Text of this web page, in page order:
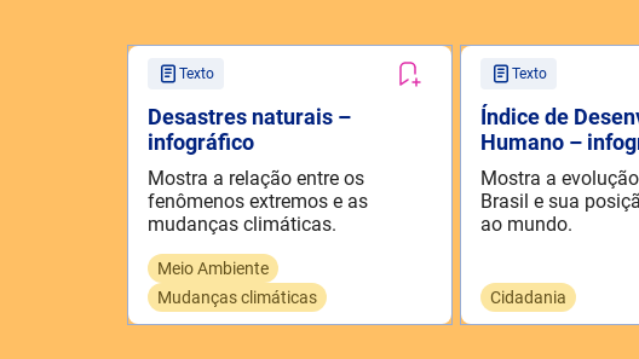
Texto
Desastres naturais –
infográfico
Mostra a relação entre os
fenômenos extremos e as
mudanças climáticas.
Meio Ambiente
Mudanças climáticas
Texto
Índice de
Humano –
Mostra a
Brasil e sua
ao mundo.
Cidadania